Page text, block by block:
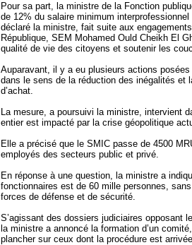
Pour sa part, la ministre de la Fonction
de 12% du salaire minimum
déclaré la ministre, fait suite aux
République, SEM Mohamed Ould Cheikh El
qualité de vie des citoyens et soutenir les
Auparavant, il y a eu plusieurs actions
dans le sens de la réduction des inégalités et
d’achat.
La mesure, a poursuivi la ministre, intervient
entier est impacté par la crise géopolitique
Elle a précisé que le SMIC passe de 4500
employés des secteurs public et privé.
En réponse à une question, la ministre a
fonctionnaires est de 60 mille personnes,
forces de défense et de sécurité.
S’agissant des dossiers judiciaires opposant
la ministre a annoncé la formation d’un
plancher sur ceux dont la procédure est